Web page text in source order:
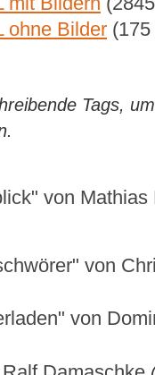
ohne Bilder
Tags,
von
von
von